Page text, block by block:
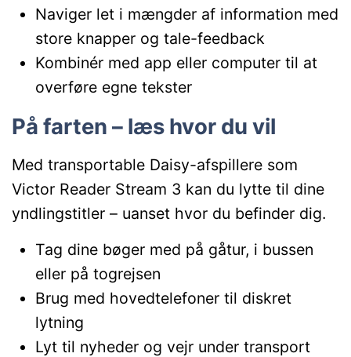
Naviger let i mængder af information med
store knapper og tale-feedback
Kombinér med app eller computer til at
overføre egne tekster
På farten – læs hvor du vil
Med transportable Daisy-afspillere som
Victor Reader Stream 3 kan du lytte til dine
yndlingstitler – uanset hvor du befinder dig.
Tag dine bøger med på gåtur, i bussen
eller på togrejsen
Brug med hovedtelefoner til diskret
lytning
Lyt til nyheder og vejr under transport